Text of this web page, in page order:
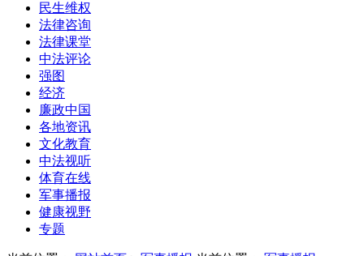
民生维权
法律咨询
法律课堂
中法评论
强图
经济
廉政中国
各地资讯
文化教育
中法视听
体育在线
军事播报
健康视野
专题